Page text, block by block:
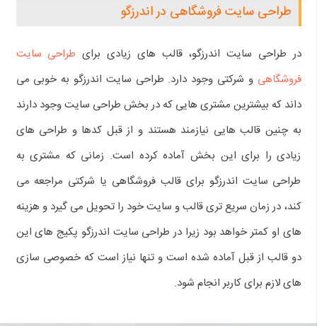
طراحی سایت فروشگاهی در اندرزگو
در طراحی سایت اندرزگو، قالب های زیادی برای طراحی سایت
فروشگاهی و شرکتی وجود دارد. طراحی سایت اندرزگو به خوبی می
داند که بیشترین مشتری هایی که در بخش طراحی سایت وجود دارند
به چنین قالب هایی نیازمند هستند و از قبل کدها و طراحی های
زیادی را برای این بخش آماده کرده است. زمانی که مشتری به
طراحی سایت اندرزگو برای قالب فروشگاهی یا شرکتی مراجعه می
کند، در زمان سریع تری قالب و سایت خود را تحویل می گیرد و هزینه
های او کمتر خواهد بود زیرا در طراحی سایت اندرزگو پکیج های این
دو قالب از قبل آماده شده است و تنها نیاز است که خصوصی سازی
های لازم برای کاربر انجام شود.